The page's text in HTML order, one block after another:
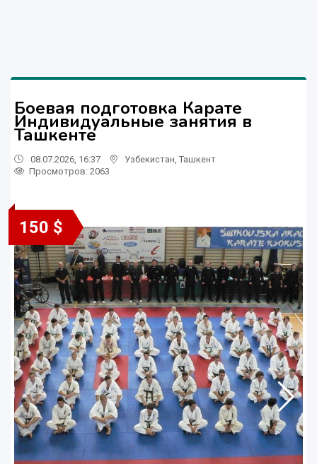
Боевая подготовка Карате
Индивидуальные занятия в
Ташкенте
08.07.2026, 16:37 Узбекистан Ташкент
Просмотров: 2063
150 $